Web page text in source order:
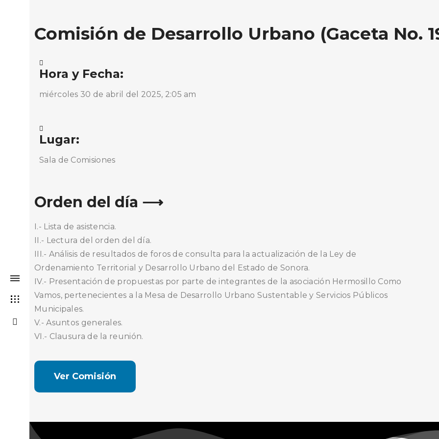
BUSCA AQUÍ
Comisión de Desarrollo Urbano (Gaceta No.
Hora y Fecha:
miércoles 30 de abril del 2025, 2:05 am
Lugar:
Sala de Comisiones
Orden del día ⟶
I.- Lista de asistencia.
II.- Lectura del orden del día.
III.- Análisis de resultados de foros de consulta para la actualización de la Ley de
Ordenamiento Territorial y Desarrollo Urbano del Estado de Sonora.
IV.- Presentación de propuestas por parte de integrantes de la asociación Hermosillo Como
Vamos, pertenecientes a la Mesa de Desarrollo Urbano Sustentable y Servicios Públicos
Municipales.
V.- Asuntos generales.
VI.- Clausura de la reunión.
Ver Comisión